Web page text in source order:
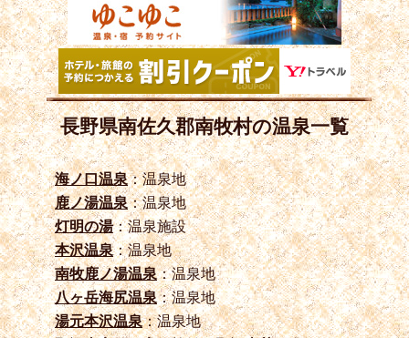
長野県南佐久郡南牧村の温泉一覧
海ノ口温泉：温泉地
鹿ノ湯温泉：温泉地
灯明の湯：温泉施設
本沢温泉：温泉地
南牧鹿ノ湯温泉：温泉地
八ヶ岳海尻温泉：温泉地
湯元本沢温泉：温泉地